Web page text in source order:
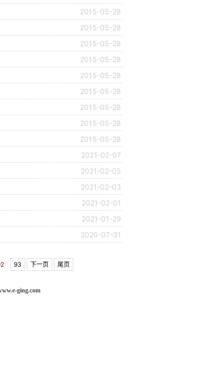
2015-05-28
2015-05-28
2015-05-28
2015-05-28
2015-05-28
2015-05-28
2015-05-28
2015-05-28
2015-05-28
2021-02-07
2021-02-05
2021-02-03
2021-02-01
2021-01-29
2020-07-31
93 下一页 尾页
ging.com